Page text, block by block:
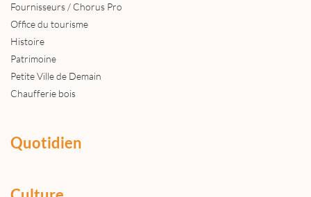
Fournisseurs / Chorus Pro
Office du tourisme
Histoire
Patrimoine
Petite Ville de Demain
Chaufferie bois
Quotidien